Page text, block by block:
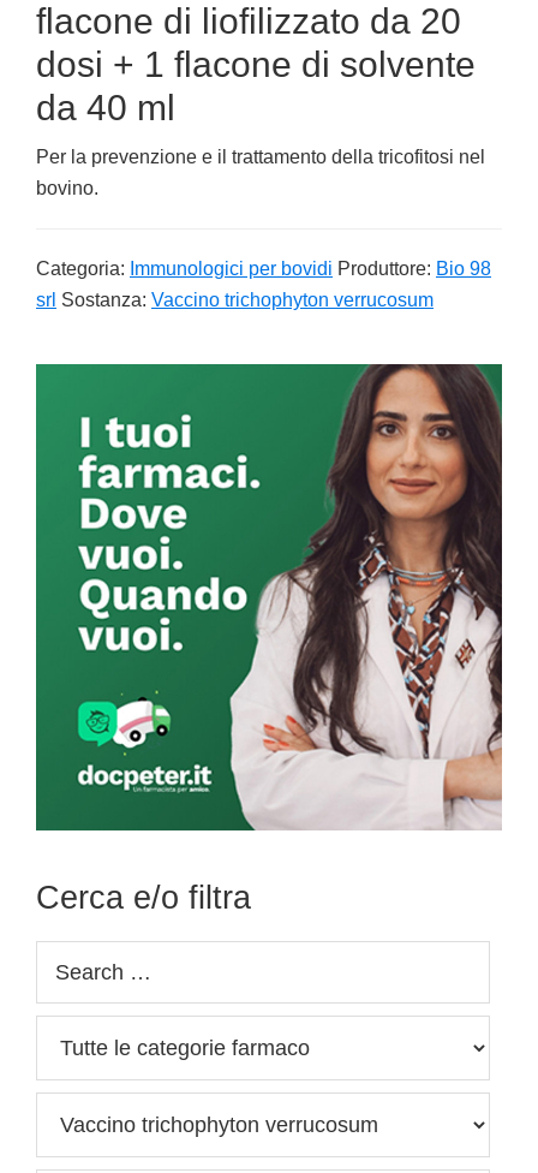
flacone di liofilizzato da 20
dosi + 1 flacone di solvente
da 40 ml
Per la prevenzione e il trattamento della tricofitosi nel
bovino.
Categoria: Immunologici per bovidi Produttore: Bio 98
srl Sostanza: Vaccino trichophyton verrucosum
Sidebar
Cerca e/o filtra